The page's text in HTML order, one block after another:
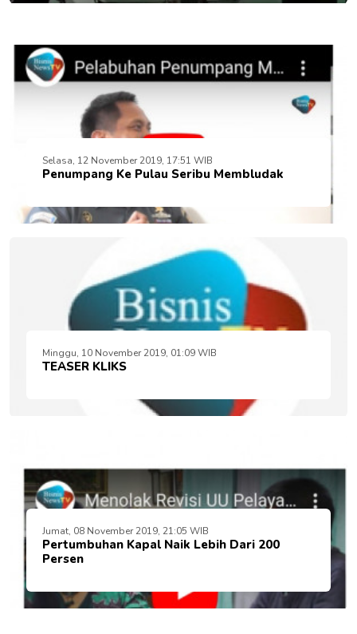
Selasa, 12 November 2019, 17:51 WIB
Penumpang Ke Pulau Seribu Membludak
Minggu, 10 November 2019, 01:09 WIB
TEASER KLIKS
Jumat, 08 November 2019, 21:05 WIB
Pertumbuhan Kapal Naik Lebih Dari 200
Persen